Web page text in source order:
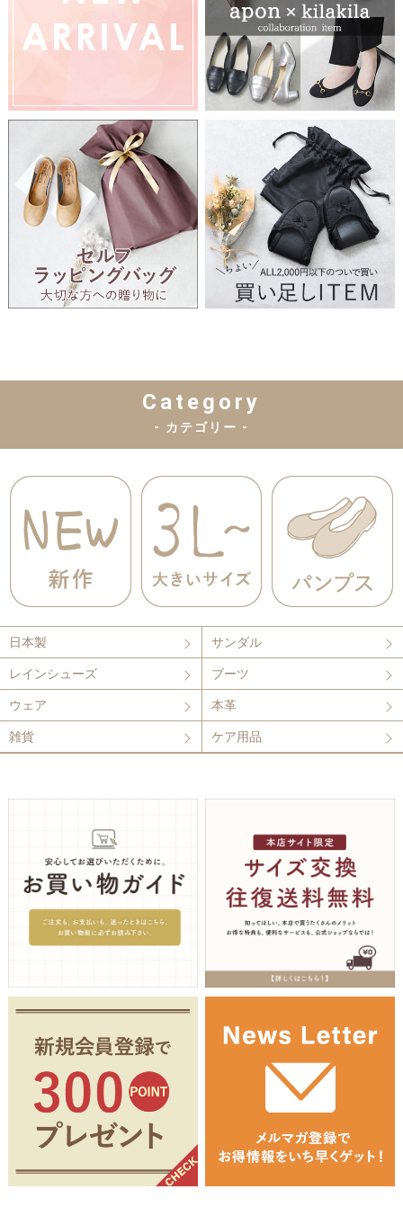
Category
- カテゴリー -
日本製 サンダル
レインシューズ ブーツ
ウェア 本革
雑貨 ケア用品